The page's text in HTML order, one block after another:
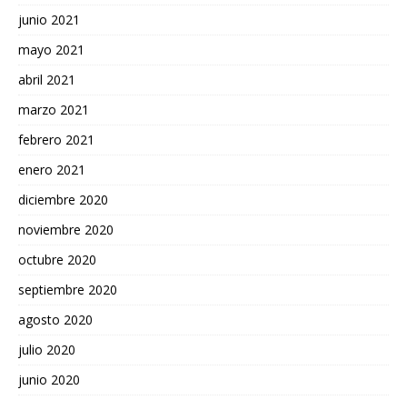
junio 2021
mayo 2021
abril 2021
marzo 2021
febrero 2021
enero 2021
diciembre 2020
noviembre 2020
octubre 2020
septiembre 2020
agosto 2020
julio 2020
junio 2020